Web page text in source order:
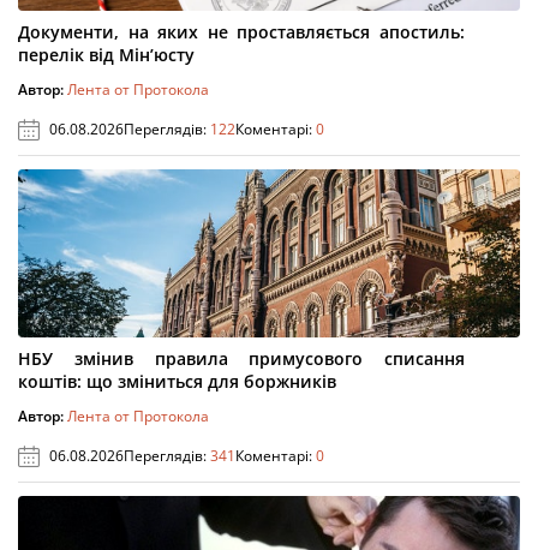
Документи, на яких не проставляється апостиль:
перелік від Мін’юсту
Автор:Лента от Протокола
06.08.2026Переглядів: 122Коментарі:0
НБУ змінив правила примусового списання
коштів: що зміниться для боржників
Автор:Лента от Протокола
06.08.2026Переглядів:341Коментарі:0